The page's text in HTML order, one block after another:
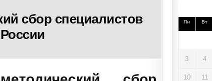
сбор специалистов
Пн Вт
3 4
10 11